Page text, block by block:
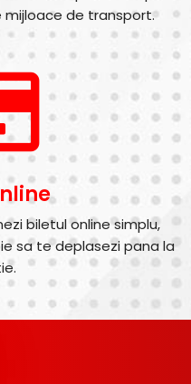
de transport.
biletul online simplu,
sa te deplasezi pana la